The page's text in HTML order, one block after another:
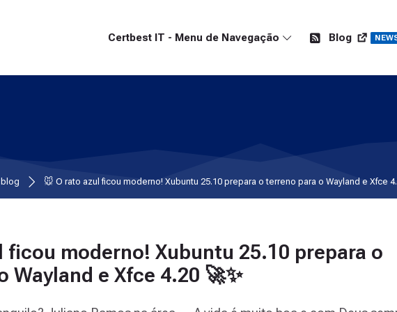
Certbest IT - Menu de Navegação Blog
🐭 O rato azul ficou moderno! Xubuntu 25.10 prepara o terreno para o Wayland e Xfce
Juliano Ramos
ficou moderno! Xubuntu 25.10 prepara o
Wayland e Xfce 4.20 🚀✨